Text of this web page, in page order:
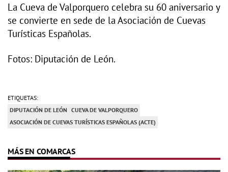
La Cueva de Valporquero celebra su 60 aniversario y
se convierte en sede de la Asociación de Cuevas
Turísticas Españolas.
Fotos: Diputación de León.
ETIQUETAS:
DIPUTACIÓN DE LEÓN CUEVA DE VALPORQUERO
ASOCIACIÓN DE CUEVAS TURÍSTICAS ESPAÑOLAS (ACTE)
MÁS EN COMARCAS